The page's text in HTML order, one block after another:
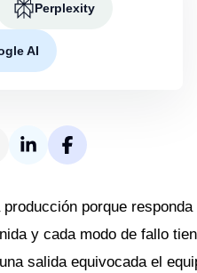
Perplexity
AI
porque
y cada modo de fallo
salida equivocada el